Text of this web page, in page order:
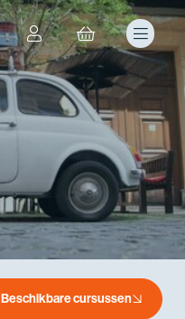
Beschikbare cursussen